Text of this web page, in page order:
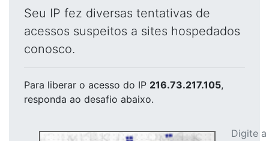
Seu IP fez diversas tentativas de
acessos suspeitos a sites hospedados
conosco.
Para liberar o acesso do IP 216.73.217.105,
responda ao desafio abaixo.
Digite